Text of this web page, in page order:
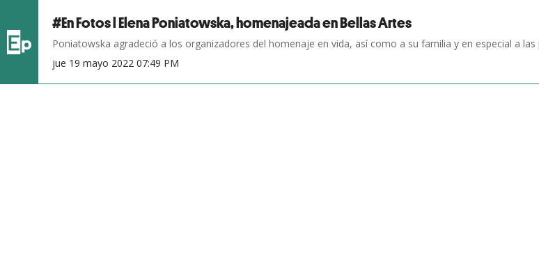
#En Fotos l Elena Poniatowska, homenajeada en Bellas Artes
Poniatowska agradeció a los organizadores del homenaje en vida, así como a su familia y en especial a
jue 19 mayo 2022 07:49 PM